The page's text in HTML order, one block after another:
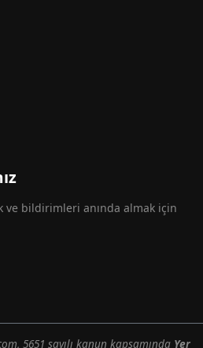
ve bildirimleri anında almak için
5651 sayılı kanun kapsamında Yer